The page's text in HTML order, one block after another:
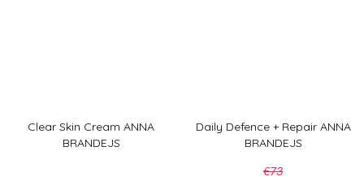
Clear Skin Cream ANNA
BRANDEJS
Daily Defence + Repair ANNA
BRANDEJS
€73